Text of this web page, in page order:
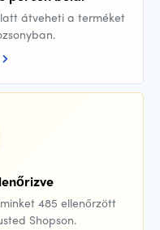
átveheti a terméket
485 ellenőrzött
Shopson.